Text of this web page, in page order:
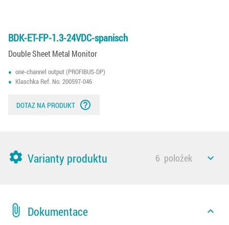
BDK-ET-FP-1.3-24VDC-spanisch
Double Sheet Metal Monitor
one-channel output (PROFIBUS-DP)
Klaschka Ref. No. 200597-046
DOTAZ NA PRODUKT help_outline
settings Varianty produktu 6 položek expand_less
attach_file Dokumentace expand_less